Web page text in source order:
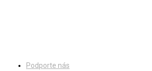
Podporte nás